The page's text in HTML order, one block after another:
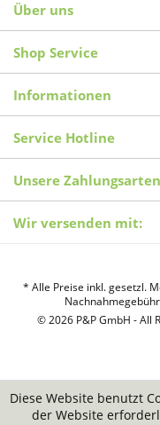
Über uns
Shop Service
Informationen
Service Hotline
Unsere Zahlungsarten
Wir versenden mit:
* Alle Preise inkl. gesetzl.
© 2026 P&P GmbH - All
Diese Website benutzt
der Website